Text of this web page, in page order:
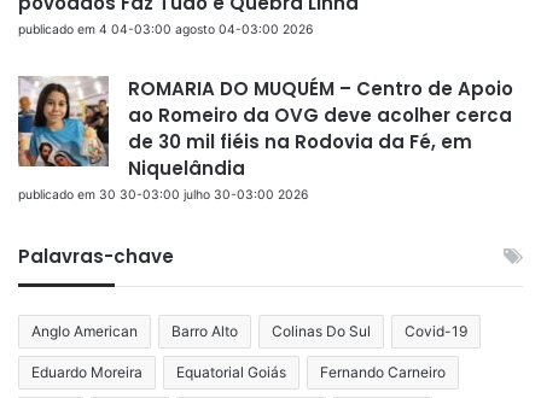
publicado em 4 04-03:00 agosto 04-03:00 2026
ROMARIA DO MUQUÉM – Centro de Apoio
ao Romeiro da OVG deve acolher cerca
de 30 mil fiéis na Rodovia da Fé, em
Niquelândia
publicado em 30 30-03:00 julho 30-03:00 2026
Palavras-chave
Anglo American Barro Alto Colinas Do Sul Covid-19
Eduardo Moreira Equatorial Goiás Fernando Carneiro